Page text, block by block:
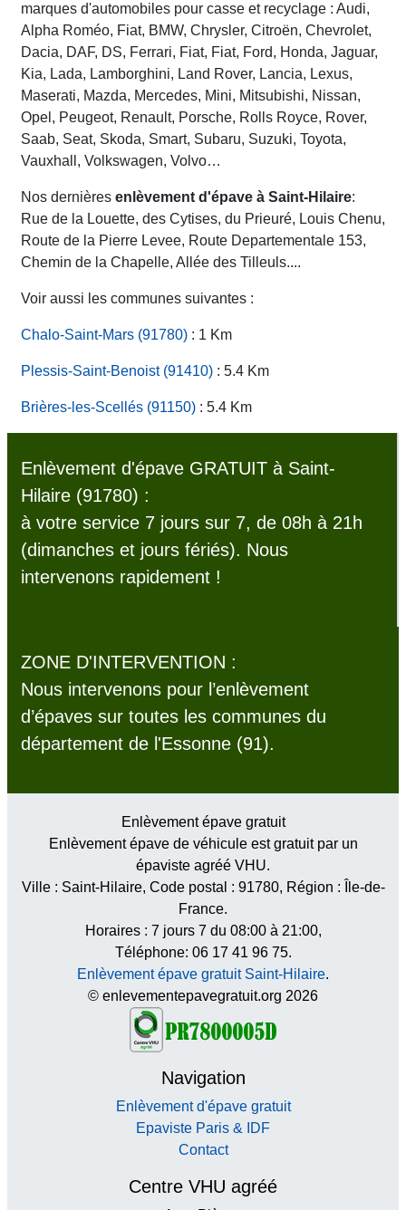
marques d'automobiles pour casse et recyclage : Audi,
Alpha Roméo, Fiat, BMW, Chrysler, Citroën, Chevrolet,
Dacia, DAF, DS, Ferrari, Fiat, Fiat, Ford, Honda, Jaguar,
Kia, Lada, Lamborghini, Land Rover, Lancia, Lexus,
Maserati, Mazda, Mercedes, Mini, Mitsubishi, Nissan,
Opel, Peugeot, Renault, Porsche, Rolls Royce, Rover,
Saab, Seat, Skoda, Smart, Subaru, Suzuki, Toyota,
Vauxhall, Volkswagen, Volvo…
Nos dernières enlèvement d'épave à Saint-Hilaire:
Rue de la Louette, des Cytises, du Prieuré, Louis Chenu,
Route de la Pierre Levee, Route Departementale 153,
Chemin de la Chapelle, Allée des Tilleuls....
Voir aussi les communes suivantes :
Chalo-Saint-Mars (91780) : 1 Km
Plessis-Saint-Benoist (91410) : 5.4 Km
Brières-les-Scellés (91150) : 5.4 Km
Enlèvement d'épave GRATUIT à Saint-
Hilaire (91780) :
à votre service 7 jours sur 7, de 08h à 21h
(dimanches et jours fériés). Nous
intervenons rapidement !
ZONE D'INTERVENTION :
Nous intervenons pour l’enlèvement
d’épaves sur toutes les communes du
département de l'Essonne (91).
Enlèvement épave gratuit
Enlèvement épave de véhicule est gratuit par un
épaviste agréé VHU.
Ville : Saint-Hilaire, Code postal : 91780, Région :
Île-de-
France.
Horaires : 7 jours 7 du 08:00 à 21:00,
Téléphone: 06 17 41 96 75.
Enlèvement épave gratuit Saint-Hilaire.
© enlevementepavegratuit.org 2026
Navigation
Enlèvement d'épave gratuit
Epaviste Paris & IDF
Contact
Centre VHU agréé